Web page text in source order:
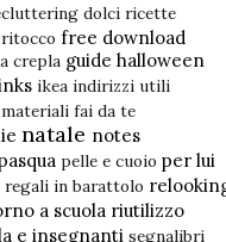
dolci ricette
free download
crepla guide halloween
ikea indirizzi utili
materiali fai da te
natale notes
pelle e cuoio per lui
regali in barattolo
a scuola riutilizzo
e insegnanti segnalibri